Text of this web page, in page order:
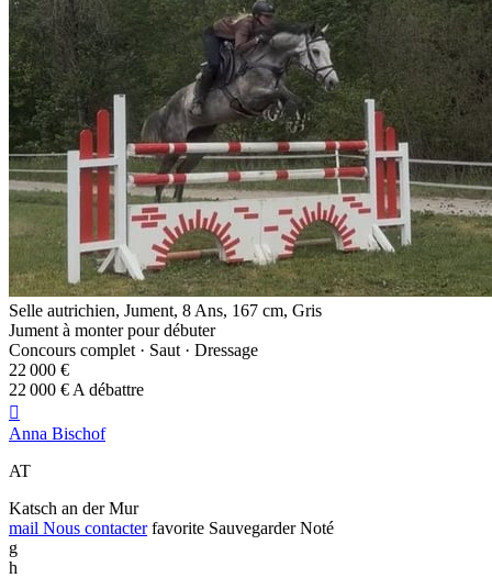
Selle autrichien, Jument, 8 Ans, 167 cm, Gris
Jument à monter pour débuter
Concours complet · Saut · Dressage
22 000 €
22 000 € A débattre

Anna Bischof
AT
Katsch an der Mur
mail Nous contacter favorite Sauvegarder Noté
g
h